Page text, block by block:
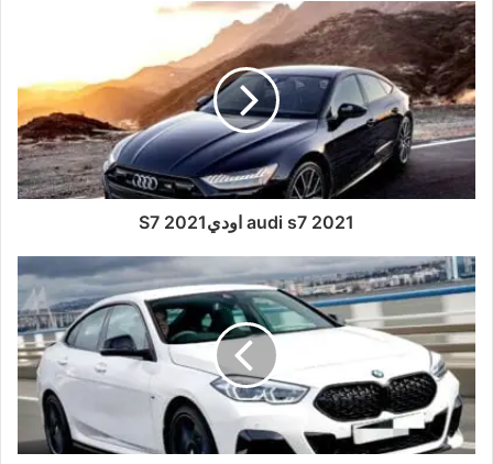
audi s7 2021 اوديS7 2021